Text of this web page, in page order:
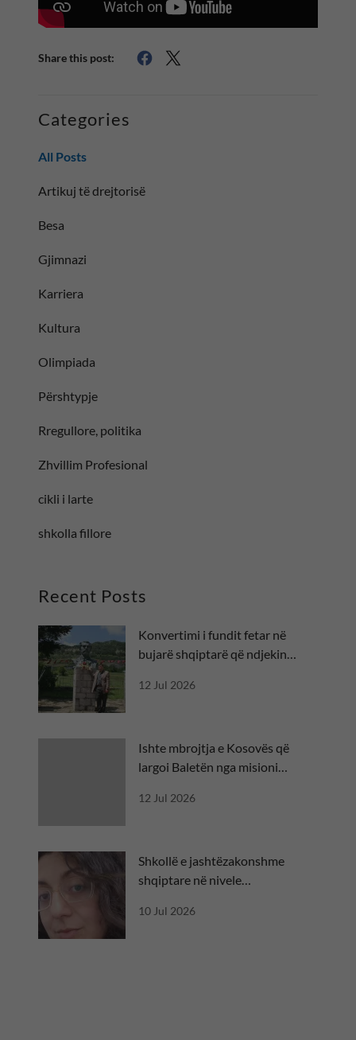
Share this post:
Categories
All Posts
Artikuj të drejtorisë
Besa
Gjimnazi
Karriera
Kultura
Olimpiada
Përshtypje
Rregullore, politika
Zhvillim Profesional
cikli i larte
shkolla fillore
Recent Posts
Konvertimi i fundit fetar në
bujarë shqiptarë që ndjekin
12 Jul 2026
Ishte mbrojtja e Kosovës që
largoi Baletën nga misioni
12 Jul 2026
Shkollë e jashtëzakonshme
shqiptare në nivele
10 Jul 2026